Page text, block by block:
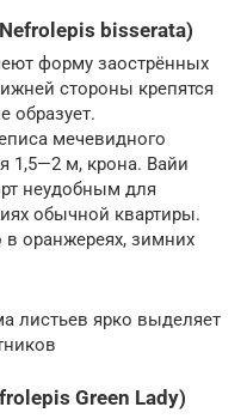
bisserata)
форму заострённых
стороны крепятся
образует.
мечевидного
1,5—2 м, крона. Вайи
неудобным для
обычной квартиры.
в оранжереях, зимних
листьев ярко выделяет
Green Lady)